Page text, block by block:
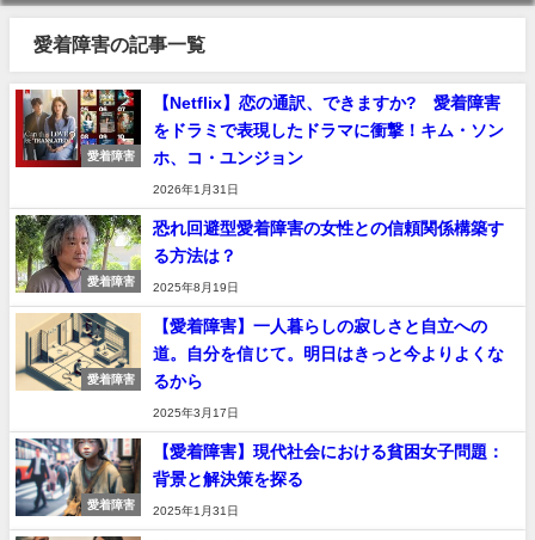
愛着障害の記事一覧
愛着障害
【Netflix】恋の通訳、できますか? 愛着障害
をドラミで表現したドラマに衝撃！キム・ソン
ホ、コ・ユンジョン
2026年1月31日
愛着障害
恐れ回避型愛着障害の女性との信頼関係構築す
る方法は？
2025年8月19日
愛着障害
【愛着障害】一人暮らしの寂しさと自立への
道。自分を信じて。明日はきっと今よりよくな
るから
2025年3月17日
愛着障害
【愛着障害】現代社会における貧困女子問題：
背景と解決策を探る
2025年1月31日